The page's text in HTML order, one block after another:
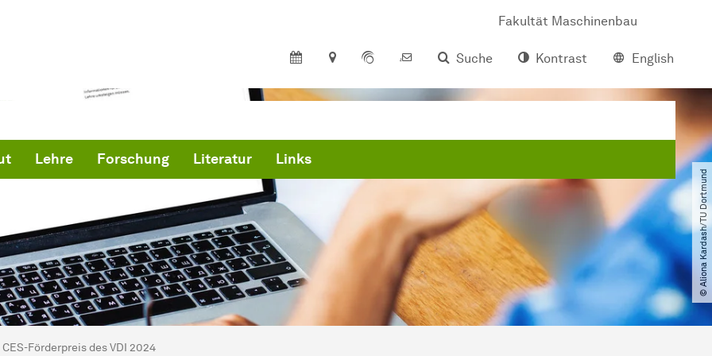
Fakultät Maschinenbau
Suche
Kontrast English
Lehre Forschung Literatur Links
© Aliona Kardash​/​TU Dortmund
hier:
CES-Förderpreis des VDI 2024